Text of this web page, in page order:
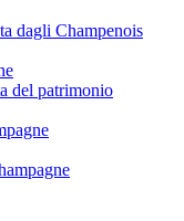
dagli Champenois
del patrimonio